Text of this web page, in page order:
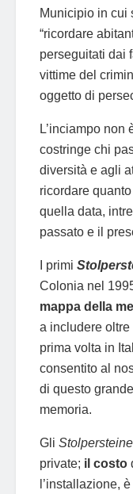
Municipio in cui
“ricordare
perseguitati dai
vittime del
oggetto di
L’inciampo non
costringe chi
diversità e agli
ricordare
quella data,
passato e il
I primi
Colonia nel
mappa della
a includere oltre
prima volta in
consentito al
di questo
memoria.
Gli Stolpersteine
private; il costo
l’installazione,